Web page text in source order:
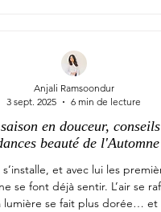
en douceur,
beauté de
et avec lui les
se font déjà sentir. L’air se
lumière se fait plus dorée… et
Anjali Ramsoondur
3 sept. 2025
6 min de lecture